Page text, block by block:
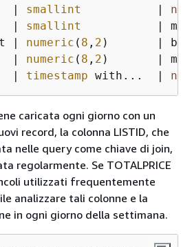
| smallint |
| smallint |
| numeric ( 8 , 2 ) |
| numeric ( 8 , 2 ) |
| timestamp with... |
caricata ogni giorno con un
record, la colonna LISTID, che
nelle query come chiave di join,
regolarmente. Se TOTALPRICE
utilizzati frequentemente
analizzare tali colonne e la
in ogni giorno della settimana.